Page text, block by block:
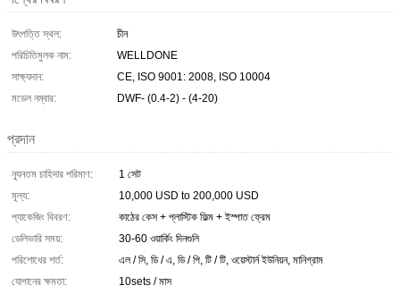
উৎপত্তি স্থল:
চীন
পরিচিতিমুলক নাম:
WELLDONE
সাক্ষ্যদান:
CE, ISO 9001: 2008, ISO 10004
মডেল নম্বার:
DWF- (0.4-2) - (4-20)
প্রদান
ন্যূনতম চাহিদার পরিমাণ:
1 সেট
মূল্য:
10,000 USD to 200,000 USD
প্যাকেজিং বিবরণ:
কাঠের কেস + প্লাস্টিক ফিল্ম + ইস্পাত ফ্রেম
ডেলিভারি সময়:
30-60 ওয়ার্কিং দিনগুলি
পরিশোধের শর্ত:
এল / সি, ডি / এ, ডি / পি, টি / টি, ওয়েস্টার্ন ইউনিয়ন, মানিগ্রাম
যোগানের ক্ষমতা:
10sets / মাস